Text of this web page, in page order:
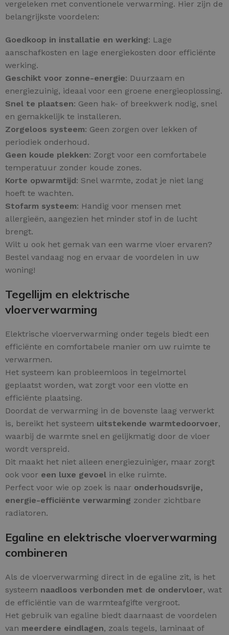
vergeleken met conventionele verwarming. Hier zijn de
belangrijkste voordelen:
Goedkoop in installatie en werking: Lage
aanschafkosten en lage energiekosten door efficiënte
werking.
Geschikt voor zonne-energie: Duurzaam en
energiezuinig, ideaal voor een groene energieoplossing.
Snel te plaatsen: Geen hak- of breekwerk nodig, snel
en gemakkelijk te installeren.
Zorgeloos systeem: Geen zorgen over lekken of
periodiek onderhoud.
Geen koude plekken: Zorgt voor een comfortabele
temperatuur zonder koude zones.
Korte opwarmtijd: Snel warmte, zodat je niet lang
hoeft te wachten.
Stofarm systeem: Handig voor mensen met
allergieën, aangezien het minder stof in de lucht
brengt.
Wilt u ook het gemak van een warme vloer ervaren?
Bestel vandaag nog en ervaar de voordelen in uw
woning!
Tegellijm en elektrische
vloerverwarming
Elektrische vloerverwarming onder tegels biedt een
efficiënte en comfortabele manier om uw ruimte te
verwarmen.
Het systeem kan probleemloos in tegelmortel
geplaatst worden, wat zorgt voor een vlotte en
efficiënte plaatsing.
Doordat de verwarming in de bovenste laag verwerkt
is, bereikt het systeem uitstekende warmtedoorvoer,
waarbij de warmte snel en gelijkmatig door de vloer
wordt verspreid.
Dit maakt het niet alleen energiezuiniger, maar zorgt
ook voor een luxe gevoel in elke ruimte.
Perfect voor wie op zoek is naar onderhoudsvrije,
energie-efficiënte verwarming zonder zichtbare
radiatoren.
Egaline en elektrische vloerverwarming
combineren
Als de vloerverwarming direct in de egaline zit, is het
systeem naadloos verbonden met de ondervloer, wat
de efficiëntie van de warmteafgifte vergroot.
Het gebruik van egaline biedt daarnaast de voordelen
van meerdere eindlagen, zoals tegels, laminaat of